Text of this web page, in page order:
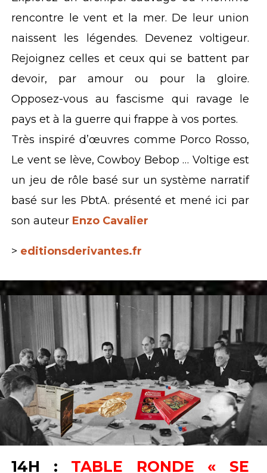
rencontre le vent et la mer. De leur union
naissent les légendes. Devenez voltigeur.
Rejoignez celles et ceux qui se battent par
devoir, par amour ou pour la gloire.
Opposez-vous au fascisme qui ravage le
pays et à la guerre qui frappe à vos portes.
Très inspiré d’œuvres comme Porco Rosso,
Le vent se lève, Cowboy Bebop … Voltige est
un jeu de rôle basé sur un système narratif
basé sur les PbtA. présenté et mené ici par
son auteur Enzo Cavalier
> editionsderivantes.fr
14H : TABLE RONDE « SE